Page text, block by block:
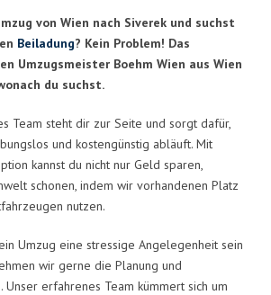
von Wien nach Siverek und suchst
Beiladung? Kein Problem! Das
Umzugsmeister Boehm Wien aus Wien
du suchst.
Team steht dir zur Seite und sorgt dafür,
und kostengünstig abläuft. Mit
kannst du nicht nur Geld sparen,
schonen, indem wir vorhandenen Platz
nutzen.
Umzug eine stressige Angelegenheit sein
wir gerne die Planung und
Unser erfahrenes Team kümmert sich um